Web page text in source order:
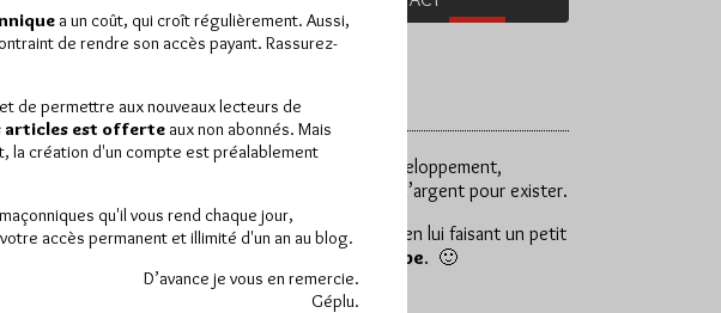
professionnelle. Ce qui génère des frais. Développement,
tout cela coûte. Il a donc besoin d’un minimum d’argent pour exister.
tes informations de manifestations, soutiens-le en lui faisant un petit
de continuer à améliorer régulièrement
Hiram.be. 🙂
a un coût, qui croît régulièrement. Aussi,
de rendre son accès payant. Rassurez-
de permettre aux nouveaux lecteurs de
articles est offerte aux non abonnés. Mais
la création d'un compte est préalablement
qu'il vous rend chaque jour,
accès permanent et illimité d'un an au blog.
D’avance je vous en remercie.
Géplu.